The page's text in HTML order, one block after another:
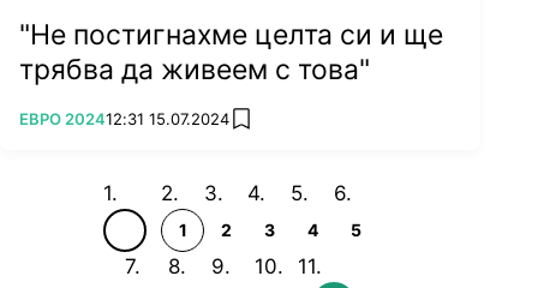
"Не постигнахме целта си и ще
трябва да живеем с това"
ПОВЕЧЕ ОТ
ЕВРО 202412:31 15.07.2024 add favorites
1 2 3 4 5